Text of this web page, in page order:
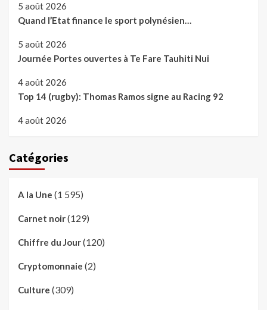
5 août 2026
Quand l’Etat finance le sport polynésien…
5 août 2026
Journée Portes ouvertes à Te Fare Tauhiti Nui
4 août 2026
Top 14 (rugby): Thomas Ramos signe au Racing 92
4 août 2026
Catégories
A la Une (1 595)
Carnet noir(129)
Chiffre du Jour(120)
Cryptomonnaie (2)
Culture (309)